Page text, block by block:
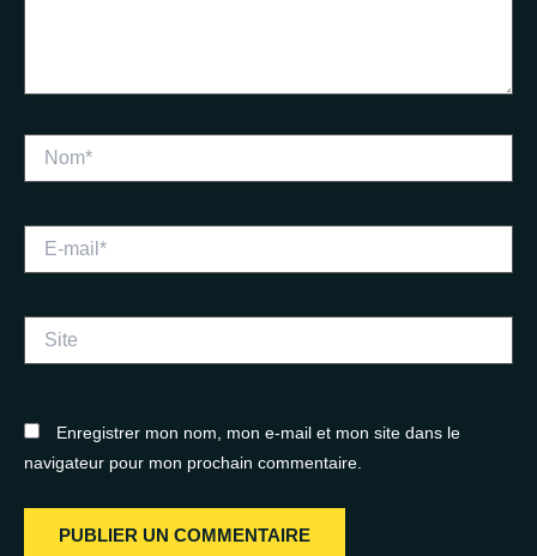
mail*
Site
Enregistrer mon nom, mon e-mail et mon site dans le
navigateur pour mon prochain commentaire.